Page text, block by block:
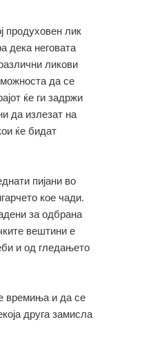
продуховен лик
дека неговата
ликови
да се
ќе ги задржи
да излезат на
ќе бидат
пијани во
кое чади.
за одбрана
вештини е
и од гледањето
времиња и да се
друга замисла